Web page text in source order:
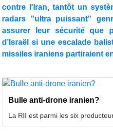
contre l'Iran, tantôt un
radars "ultra puissant"
assurer leur sécurité que
d’Israël si une escalade
missiles iraniens partiraient
Bulle anti-drone iranien?
La RII est parmi les six